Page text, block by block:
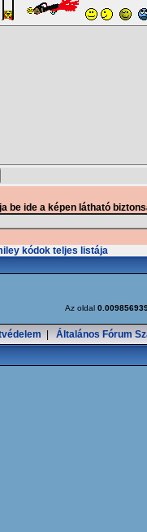
be ide a képen látható
kódok teljes listája
Az oldal
Általános Fórum